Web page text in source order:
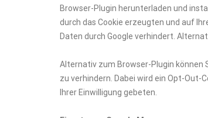
Browser-Plugin herunterladen und
durch das Cookie erzeugten und auf
Daten durch Google verhindert.
Alternativ zum Browser-Plugin können
zu verhindern. Dabei wird ein Opt-Out-
Ihrer Einwilligung gebeten.